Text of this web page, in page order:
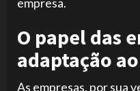
O papel das
adaptação
As empresas, por sua